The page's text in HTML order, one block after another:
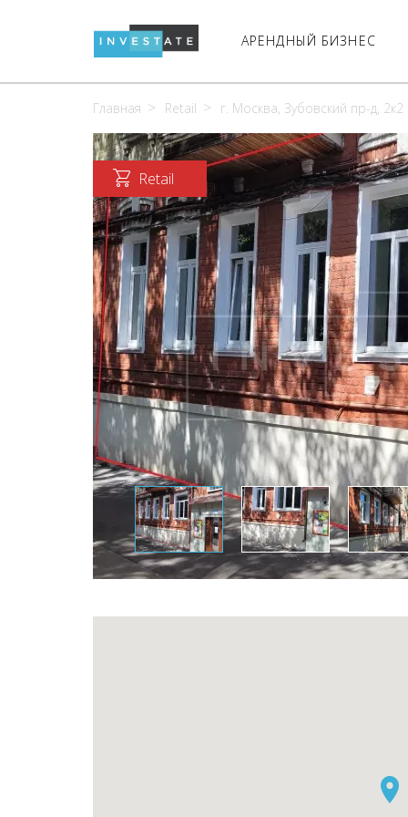
АРЕНДНЫЙ БИЗНЕС
Главная Retail г. Москва, Зубовский пр-д, 2к2
Retail